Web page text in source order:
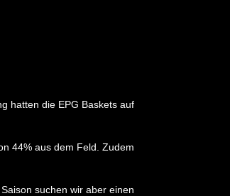
hatten die EPG Baskets auf
44% aus dem Feld. Zudem
suchen wir aber einen